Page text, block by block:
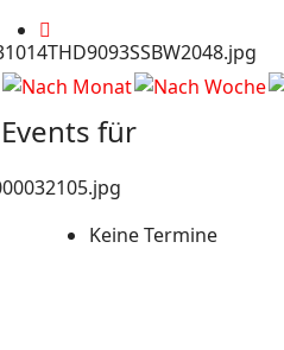
Events für
Keine Termine